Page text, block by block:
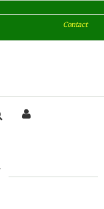
Contact